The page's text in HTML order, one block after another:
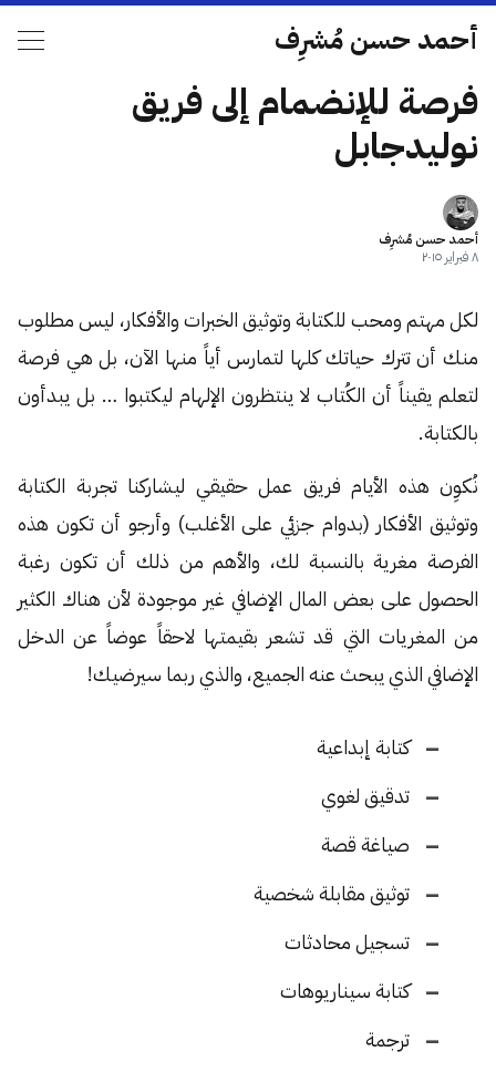
أحمد حسن مُشرِف
فرصة للإنضمام إلى فريق
نوليدجابل
أحمد حسن مُشرِف
٨ فبراير ٢٠١٥
لكل مهتم ومحب للكتابة وتوثيق الخبرات والأفكار، ليس مطلوب
منك أن تترك حياتك كلها لتمارس أياً منها الآن، بل هي فرصة
لتعلم يقيناً أن الكُتاب لا ينتظرون الإلهام ليكتبوا … بل يبدأون
بالكتابة.
نُكوِن هذه الأيام فريق عمل حقيقي ليشاركنا تجربة الكتابة
وتوثيق الأفكار (بدوام جزئي على الأغلب) وأرجو أن تكون هذه
الفرصة مغرية بالنسبة لك، والأهم من ذلك أن تكون رغبة
الحصول على بعض المال الإضافي غير موجودة لأن هناك الكثير
من المغريات التي قد تشعر بقيمتها لاحقاً عوضاً عن الدخل
الإضافي الذي يبحث عنه الجميع، والذي ربما سيرضيك!
كتابة إبداعية
تدقيق لغوي
صياغة قصة
توثيق مقابلة شخصية
تسجيل محادثات
كتابة سيناريوهات
ترجمة